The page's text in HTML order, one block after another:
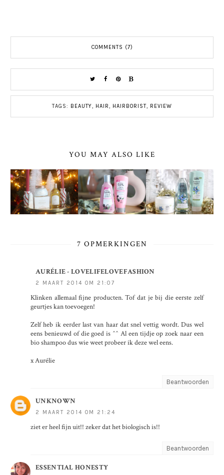
COMMENTS (7)
TAGS: BEAUTY, HAIR, HAIRBORIST, REVIEW
YOU MAY ALSO LIKE
7 OPMERKINGEN
AURÉLIE - LOVELIFELOVEFASHION
2 MAART 2014 OM 21:07
Klinken allemaal fijne producten. Tof dat je bij die eerste zelf
geurtjes kan toevoegen!
Zelf heb ik eerder last van haar dat snel vettig wordt. Dus wel
eens benieuwd of die goed is ^^ Al een tijdje op zoek naar een
bio shampoo dus wie weet probeer ik deze wel eens.
x Aurélie
Beantwoorden
UNKNOWN
2 MAART 2014 OM 21:24
ziet er heel fijn uit!! zeker dat het biologisch is!!
Beantwoorden
ESSENTIAL HONESTY